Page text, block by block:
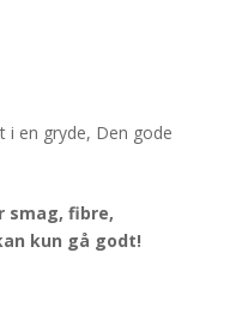
i en gryde, Den gode
smag, fibre,
kun gå godt!